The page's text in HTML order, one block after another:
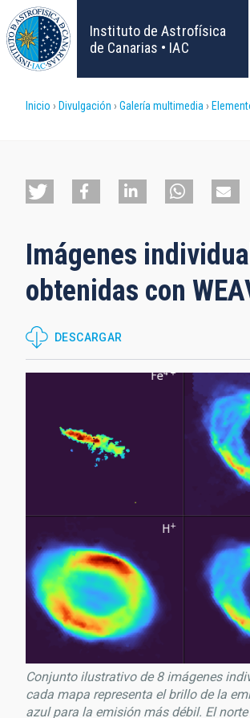
Pasar
al
contenido
principal
Instituto de Astrofísica
de Canarias • IAC
Sobrescribir
de
a
la
navegación
Inicio Divulgación Galería multimedia
Imágenes
obtenidas con
DESCARGAR
Conjunto ilustrativo de 8 imágenes
cada mapa representa el brillo de la
azul para la emisión más débil. El